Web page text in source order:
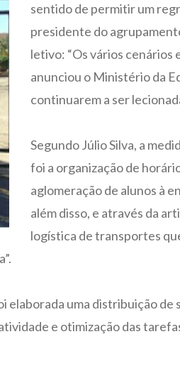
sentido de permitir um
presidente do
letivo: “Os vários cenários
anunciou o Ministério da
continuarem a ser
Segundo Júlio Silva, a
foi a organização de
aglomeração de alunos à
além disso, e através da
logística de transportes
elaborada uma distribuição
e otimização das